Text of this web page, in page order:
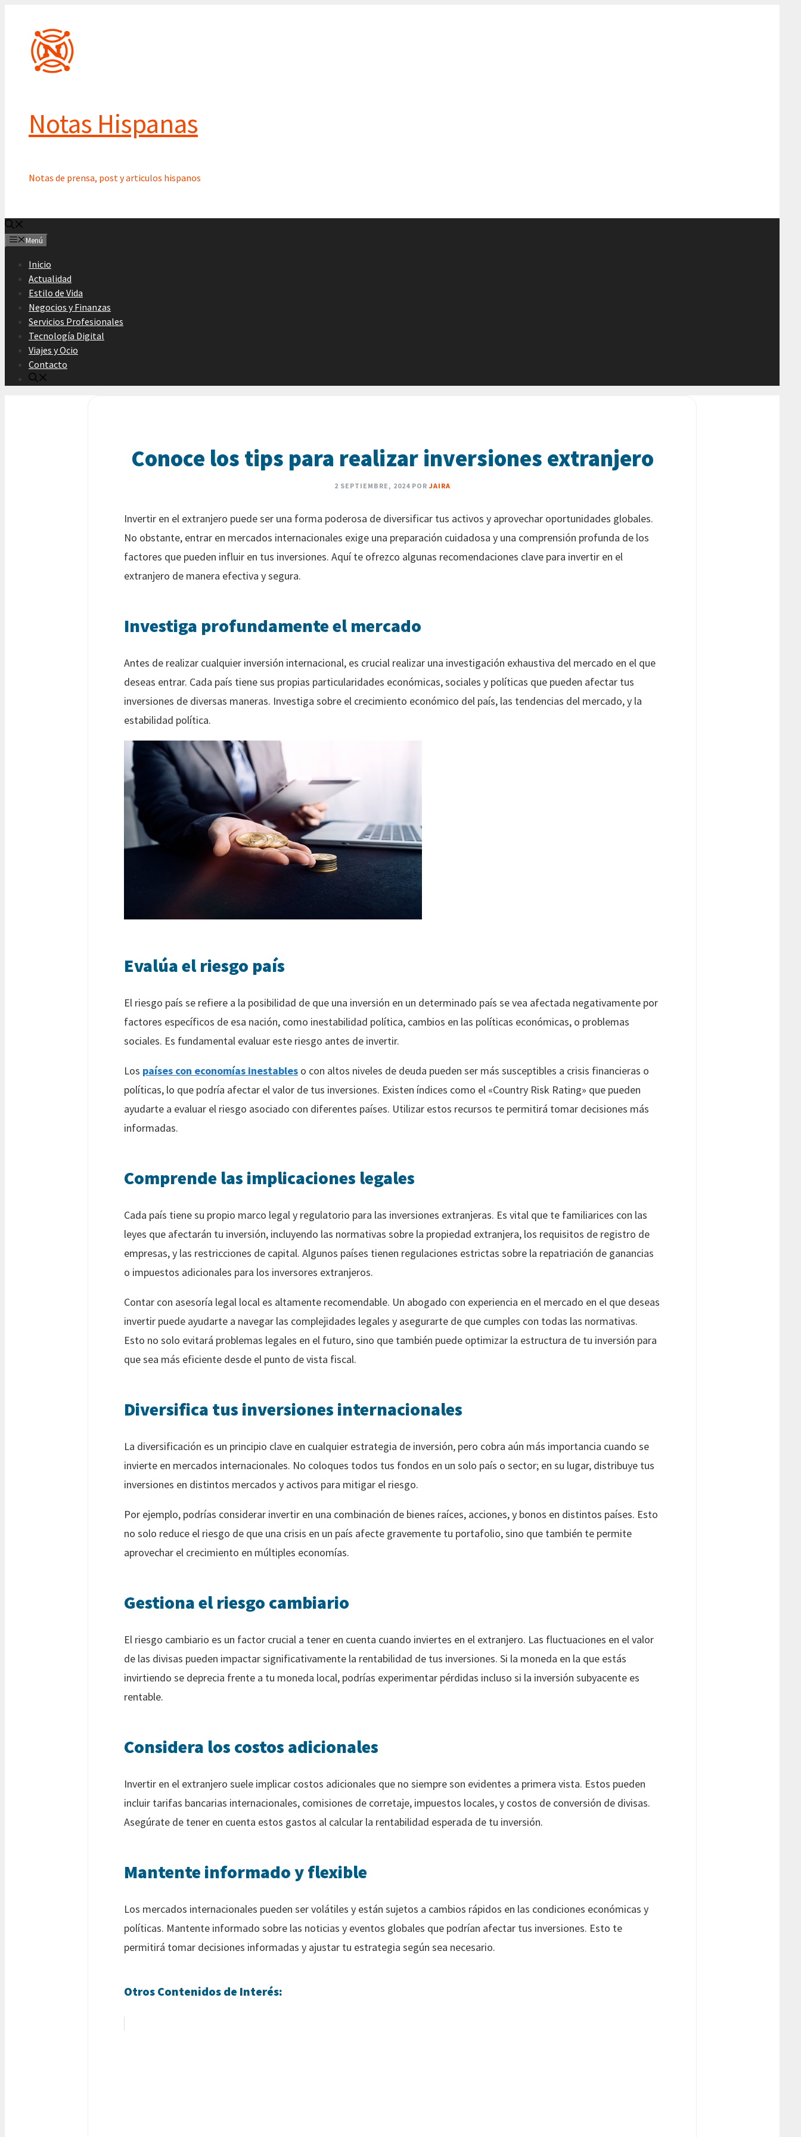
contenido
Notas Hispanas
Notas de prensa, post y articulos hispanos
Menú
Inicio
Actualidad
Estilo de Vida
Negocios y Finanzas
Servicios Profesionales
Tecnología Digital
Viajes y Ocio
Contacto
Conoce los tips para realizar inversiones extranjero
2 SEPTIEMBRE, 2024 POR JAIRA
Invertir en el extranjero puede ser una forma poderosa de diversificar tus activos y aprovechar oportunidades globales.
No obstante, entrar en mercados internacionales exige una preparación cuidadosa y una comprensión profunda de los
factores que pueden influir en tus inversiones. Aquí te ofrezco algunas recomendaciones clave para invertir en el
extranjero de manera efectiva y segura.
Investiga profundamente el mercado
Antes de realizar cualquier inversión internacional, es crucial realizar una investigación exhaustiva del mercado en el que
deseas entrar. Cada país tiene sus propias particularidades económicas, sociales y políticas que pueden afectar tus
inversiones de diversas maneras. Investiga sobre el crecimiento económico del país, las tendencias del mercado, y la
estabilidad política.
Evalúa el riesgo país
El riesgo país se refiere a la posibilidad de que una inversión en un determinado país se vea afectada negativamente por
factores específicos de esa nación, como inestabilidad política, cambios en las políticas económicas, o problemas
sociales. Es fundamental evaluar este riesgo antes de invertir.
Los países con economías inestables o con altos niveles de deuda pueden ser más susceptibles a crisis financieras o
políticas, lo que podría afectar el valor de tus inversiones. Existen índices como el «Country Risk Rating» que pueden
ayudarte a evaluar el riesgo asociado con diferentes países. Utilizar estos recursos te permitirá tomar decisiones más
informadas.
Comprende las implicaciones legales
Cada país tiene su propio marco legal y regulatorio para las inversiones extranjeras. Es vital que te familiarices con las
leyes que afectarán tu inversión, incluyendo las normativas sobre la propiedad extranjera, los requisitos de registro de
empresas, y las restricciones de capital. Algunos países tienen regulaciones estrictas sobre la repatriación de ganancias
o impuestos adicionales para los inversores extranjeros.
Contar con asesoría legal local es altamente recomendable. Un abogado con experiencia en el mercado en el que deseas
invertir puede ayudarte a navegar las complejidades legales y asegurarte de que cumples con todas las normativas.
Esto no solo evitará problemas legales en el futuro, sino que también puede optimizar la estructura de tu inversión para
que sea más eficiente desde el punto de vista fiscal.
Diversifica tus inversiones internacionales
La diversificación es un principio clave en cualquier estrategia de inversión, pero cobra aún más importancia cuando se
invierte en mercados internacionales. No coloques todos tus fondos en un solo país o sector; en su lugar, distribuye tus
inversiones en distintos mercados y activos para mitigar el riesgo.
Por ejemplo, podrías considerar invertir en una combinación de bienes raíces, acciones, y bonos en distintos países. Esto
no solo reduce el riesgo de que una crisis en un país afecte gravemente tu portafolio, sino que también te permite
aprovechar el crecimiento en múltiples economías.
Gestiona el riesgo cambiario
El riesgo cambiario es un factor crucial a tener en cuenta cuando inviertes en el extranjero. Las fluctuaciones en el valor
de las divisas pueden impactar significativamente la rentabilidad de tus inversiones. Si la moneda en la que estás
invirtiendo se deprecia frente a tu moneda local, podrías experimentar pérdidas incluso si la inversión subyacente es
rentable.
Considera los costos adicionales
Invertir en el extranjero suele implicar costos adicionales que no siempre son evidentes a primera vista. Estos pueden
incluir tarifas bancarias internacionales, comisiones de corretaje, impuestos locales, y costos de conversión de divisas.
Asegúrate de tener en cuenta estos gastos al calcular la rentabilidad esperada de tu inversión.
Mantente informado y flexible
Los mercados internacionales pueden ser volátiles y están sujetos a cambios rápidos en las condiciones económicas y
políticas. Mantente informado sobre las noticias y eventos globales que podrían afectar tus inversiones. Esto te
permitirá tomar decisiones informadas y ajustar tu estrategia según sea necesario.
Otros Contenidos de Interés: